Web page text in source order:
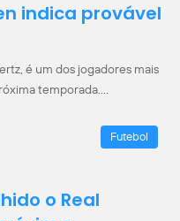
indica provável
é um dos jogadores mais
temporada.…
Futebol
o Real